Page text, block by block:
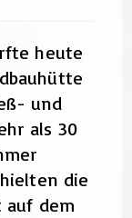
heute
und
als 30
die
auf dem